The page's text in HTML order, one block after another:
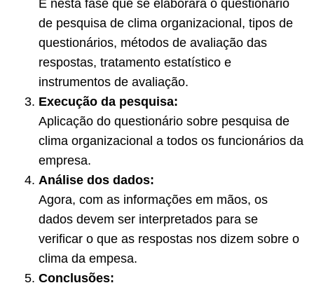
É nesta fase que se elaborará o questionário
de pesquisa de clima organizacional, tipos de
questionários, métodos de avaliação das
respostas, tratamento estatístico e
instrumentos de avaliação.
Execução da pesquisa:
Aplicação do questionário sobre pesquisa de
clima organizacional a todos os funcionários da
empresa.
Análise dos dados:
Agora, com as informações em mãos, os
dados devem ser interpretados para se
verificar o que as respostas nos dizem sobre o
clima da empesa.
Conclusões: